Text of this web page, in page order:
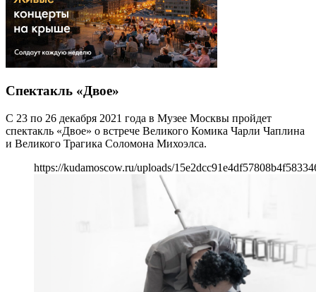
Спектакль «Двое»
С 23 по 26 декабря 2021 года в Музее Москвы пройдет
спектакль «Двое» о встрече Великого Комика Чарли Чаплина
и Великого Трагика Соломона Михоэлса.
https://kudamoscow.ru/uploads/